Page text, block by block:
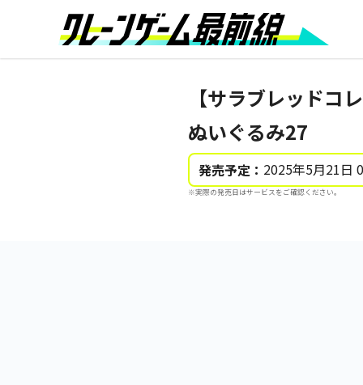
【サラブレッドコ
ぬいぐるみ27
発売予定： 2025年5月21日
※実際の発売日はサービスをご確認ください。